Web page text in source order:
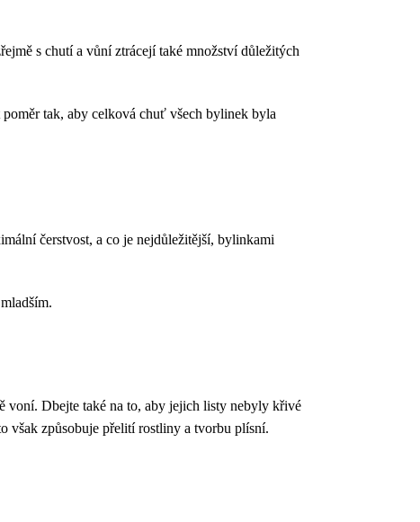
s chutí a vůní ztrácejí také množství důležitých
tak, aby celková chuť všech bylinek byla
čerstvost, a co je nejdůležitější, bylinkami
voní. Dbejte také na to, aby jejich listy nebyly křivé
však způsobuje přelití rostliny a tvorbu plísní.